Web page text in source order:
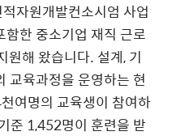
자원개발컨소시엄 사업
한 중소기업 재직 근로
원해 왔습니다. 설계, 기
교육과정을 운영하는 현
여명의 교육생이 참여하
준 1,452명이 훈련을 받